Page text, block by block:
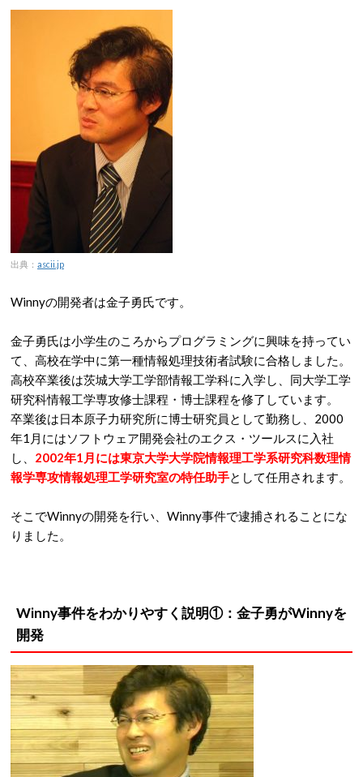
出典： ascii.jp
Winnyの開発者は金子勇氏です。
金子勇氏は小学生のころからプログラミングに興味を持ってい
て、高校在学中に第一種情報処理技術者試験に合格しました。
高校卒業後は茨城大学工学部情報工学科に入学し、同大学工学
研究科情報工学専攻修士課程・博士課程を修了しています。
卒業後は日本原子力研究所に博士研究員として勤務し、2000
年1月にはソフトウェア開発会社のエクス・ツールスに入社
し、 2002年1月には東京大学大学院情報理工学系研究科数理情
報学専攻情報処理工学研究室の特任助手として任用されます。
そこでWinnyの開発を行い、Winny事件で逮捕されることにな
りました。
Winny事件をわかりやすく説明①：金子勇がWinnyを
開発